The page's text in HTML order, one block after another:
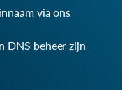
via ons
DNS beheer zijn